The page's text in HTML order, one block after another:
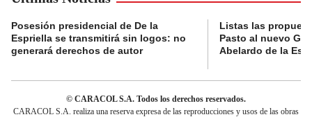
Posesión presidencial de De la
Espriella se transmitirá sin logos: no
generará derechos de autor
Listas las
Pasto al nuevo
Abelardo de la
© CARACOL S.A. Todos los derechos reservados.
CARACOL S.A. realiza una reserva expresa de las reproducciones y usos de las obras